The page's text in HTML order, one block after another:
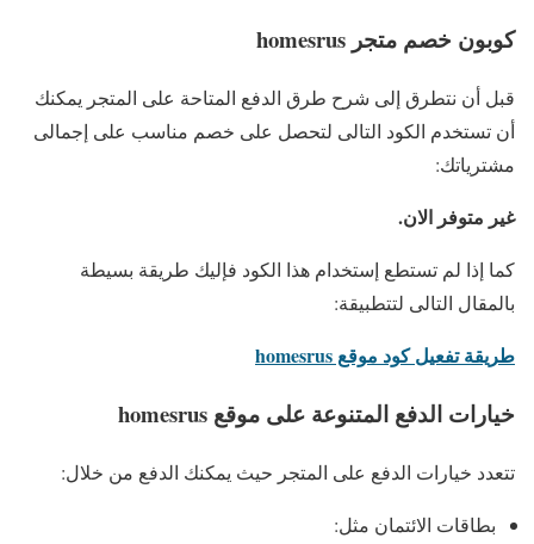
كوبون خصم متجر homesrus
قبل أن نتطرق إلى شرح طرق الدفع المتاحة على المتجر يمكنك
أن تستخدم الكود التالى لتحصل على خصم مناسب على إجمالى
مشترياتك:
غير متوفر الان.
كما إذا لم تستطع إستخدام هذا الكود فإليك طريقة بسيطة
بالمقال التالى لتتطبيقة:
طريقة تفعيل كود موقع homesrus
خيارات الدفع المتنوعة على موقع homesrus
تتعدد خيارات الدفع على المتجر حيث يمكنك الدفع من خلال:
بطاقات الائتمان مثل: